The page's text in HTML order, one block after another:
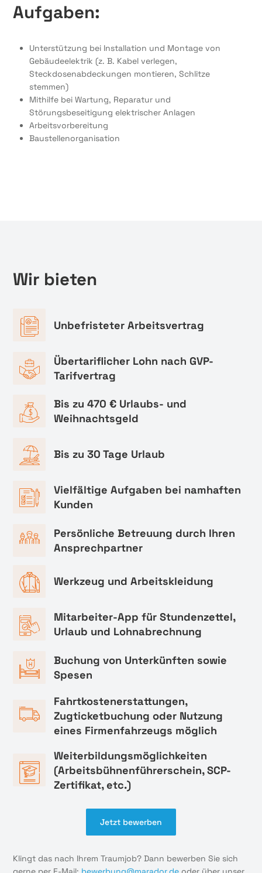
Aufgaben:
Unterstützung bei Installation und Montage von
Gebäudeelektrik (z. B. Kabel verlegen,
Steckdosenabdeckungen montieren, Schlitze
stemmen)
Mithilfe bei Wartung, Reparatur und
Störungsbeseitigung elektrischer Anlagen
Arbeitsvorbereitung
Baustellenorganisation
Wir bieten
Unbefristeter Arbeitsvertrag
Übertariflicher Lohn nach GVP-
Tarifvertrag
Bis zu 470 € Urlaubs- und
Weihnachtsgeld
Bis zu 30 Tage Urlaub
Vielfältige Aufgaben bei namhaften
Kunden
Persönliche Betreuung durch Ihren
Ansprechpartner
Werkzeug und Arbeitskleidung
Mitarbeiter-App für Stundenzettel,
Urlaub und Lohnabrechnung
Buchung von Unterkünften sowie
Spesen
Fahrtkostenerstattungen,
Zugticketbuchung oder Nutzung
eines Firmenfahrzeugs möglich
Weiterbildungsmöglichkeiten
(Arbeitsbühnenführerschein, SCP-
Zertifikat, etc.)
Jetzt bewerben
Klingt das nach Ihrem Traumjob? Dann bewerben Sie sich